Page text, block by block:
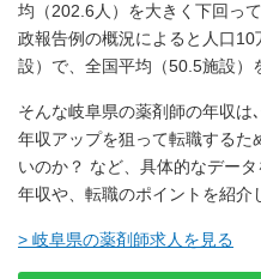
均（202.6人）を大きく下回っ
政報告例の概況によると人口
設）で、全国平均（50.5施設）
そんな岐阜県の薬剤師の年収は
年収アップを狙って転職するた
いのか？ など、具体的なデー
年収や、転職のポイントを紹介
> 岐阜県の薬剤師求人を見る